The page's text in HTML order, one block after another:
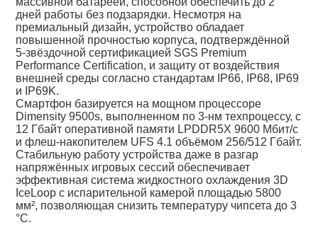
дней работы без подзарядки. Несмотря на
премиальный дизайн, устройство обладает
повышенной прочностью корпуса, подтверждённой
5-звёздочной сертификацией SGS Premium
Performance Certification, и защиту от воздействия
внешней среды согласно стандартам IP66, IP68, IP69
и IP69K.
Смартфон базируется на мощном процессоре
Dimensity 9500s, выполненном по 3-нм техпроцессу, с
12 Гбайт оперативной памяти LPDDR5X 9600 Мбит/с
и флеш-накопителем UFS 4.1 объёмом 256/512 Гбайт.
Стабильную работу устройства даже в разгар
напряжённых игровых сессий обеспечивает
эффективная система жидкостного охлаждения 3D
IceLoop с испарительной камерой площадью 5800
мм², позволяющая снизить температуру чипсета до 3
°C.